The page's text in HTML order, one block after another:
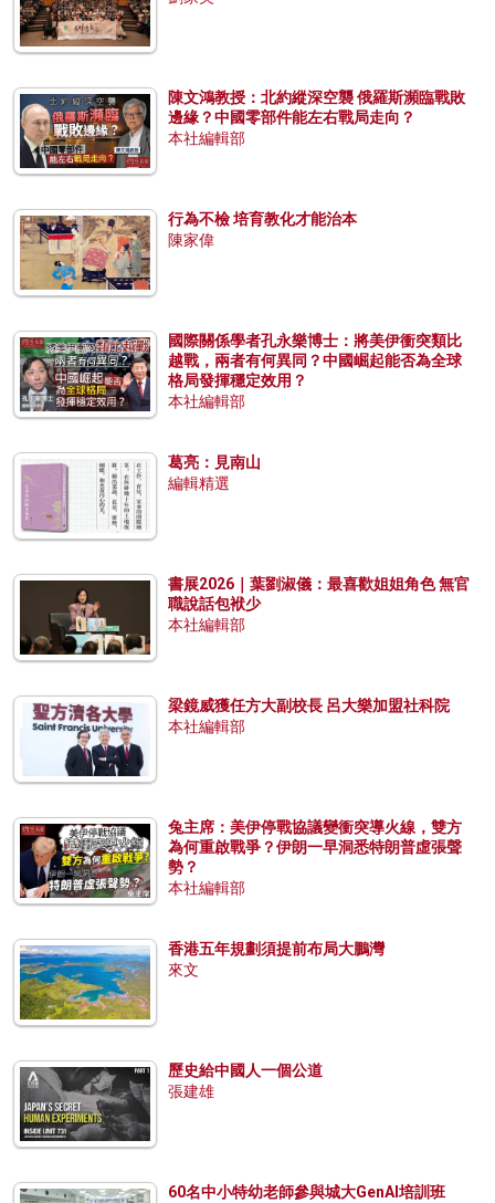
陳文鴻教授：北約縱深空襲 俄羅斯瀕臨戰敗
邊緣？中國零部件能左右戰局走向？
本社編輯部
行為不檢 培育教化才能治本
陳家偉
國際關係學者孔永樂博士：將美伊衝突類比
越戰，兩者有何異同？中國崛起能否為全球
格局發揮穩定效用？
本社編輯部
葛亮：見南山
編輯精選
書展2026｜葉劉淑儀：最喜歡姐姐角色 無官
職說話包袱少
本社編輯部
梁鏡威獲任方大副校長 呂大樂加盟社科院
本社編輯部
兔主席：美伊停戰協議變衝突導火線，雙方
為何重啟戰爭？伊朗一早洞悉特朗普虛張聲
勢？
本社編輯部
香港五年規劃須提前布局大鵬灣
來文
歷史給中國人一個公道
張建雄
60名中小特幼老師參與城大GenAI培訓班